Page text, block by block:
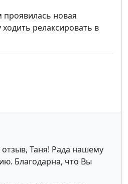
проявилась новая
релаксировать в
Таня! Рада нашему
Благодарна, что Вы